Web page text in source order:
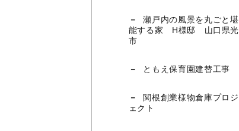
瀬戸内の風景を丸ごと堪
能する家 H様邸 山口県光
市
ともえ保育園建替工事
関根創業様物倉庫プロジ
ェクト